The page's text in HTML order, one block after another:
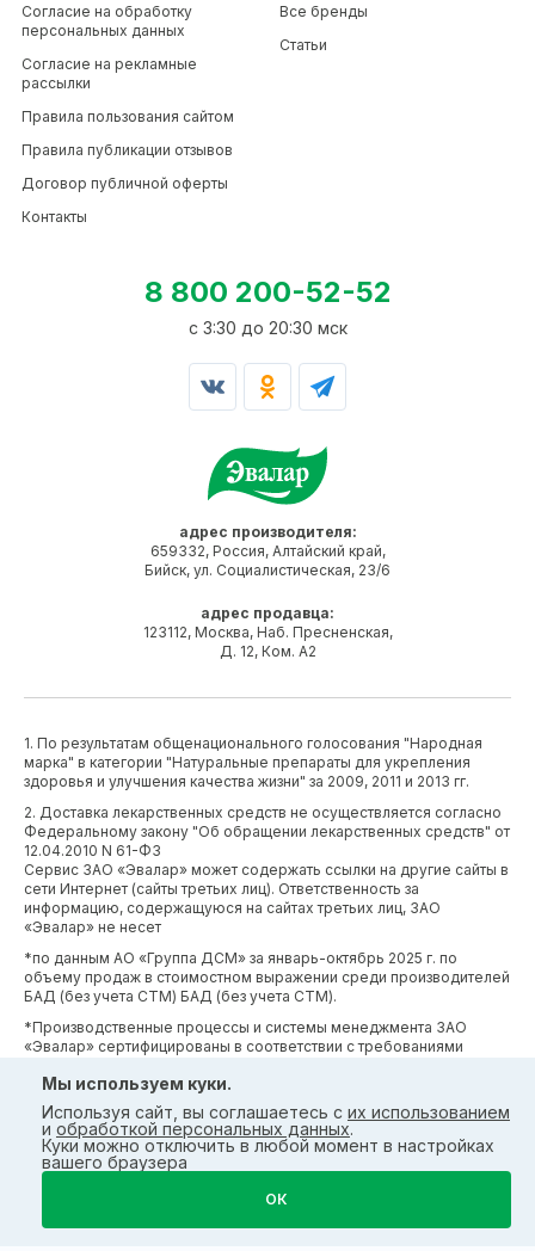
адрес производителя:
659332, Россия, Алтайский край,
Бийск, ул. Социалистическая, 23/6
адрес продавца:
123112, Москва, Наб. Пресненская,
Д. 12, Ком. А2
Согласие на обработку
персональных данных
Согласие на рекламные
рассылки
Правила пользования сайтом
Правила публикации отзывов
Договор публичной оферты
Контакты
Все бренды
Статьи
8 800 200-52-52
c 3:30 до 20:30 мск
1. По результатам общенационального голосования "Народная
марка" в категории "Натуральные препараты для укрепления
здоровья и улучшения качества жизни" за 2009, 2011 и 2013 гг.
2. Доставка лекарственных средств не осуществляется согласно
Федеральному закону "Об обращении лекарственных средств" от
12.04.2010 N 61-ФЗ
Сервис ЗАО «Эвалар» может содержать ссылки на другие сайты в
сети Интернет (сайты третьих лиц). Ответственность за
информацию, содержащуюся на сайтах третьих лиц, ЗАО
«Эвалар» не несет
*по данным АО «Группа ДСМ» за январь-октябрь 2025 г. по
объему продаж в стоимостном выражении среди производителей
БАД (без учета СТМ) БАД (без учета СТМ).
*Производственные процессы и системы менеджмента ЗАО
«Эвалар» сертифицированы в соответствии с требованиями
Мы используем куки.
Используя сайт, вы соглашаетесь с их использованием
и обработкой персональных данных.
Куки можно отключить в любой момент в настройках
вашего браузера
ОК